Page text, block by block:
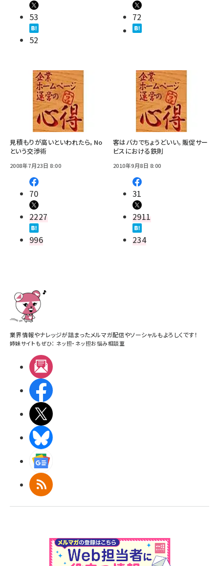
53
52
72
見積もりが高いといわれたら。No
という交渉術
2008年7月23日 8:00
70
2227
996
客はバカでちょうどいい。販促サー
ビスにおける鉄則
2010年9月8日 8:00
31
2911
234
業界情報やナレッジが詰まったメルマガ配信やソーシャルもよろしくです！
姉妹サイトもぜひ： ネッ担・ ネッ担お悩み相談室
RSS